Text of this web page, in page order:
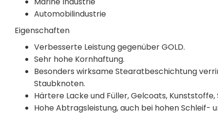
Automobilindustrie
Eigenschaften
Verbesserte Leistung gegenüber GOLD.
Sehr hohe Kornhaftung.
Besonders wirksame Stearatbeschichtung
Staubknoten.
Härtere Lacke und Füller, Gelcoats, Kunststoffe,
Hohe Abtragsleistung, auch bei hohen Schleif-